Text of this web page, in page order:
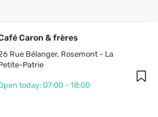
Caron & frères
Rue Bélanger, Rosemont - La
Patrie
today: 07:00 - 18:00